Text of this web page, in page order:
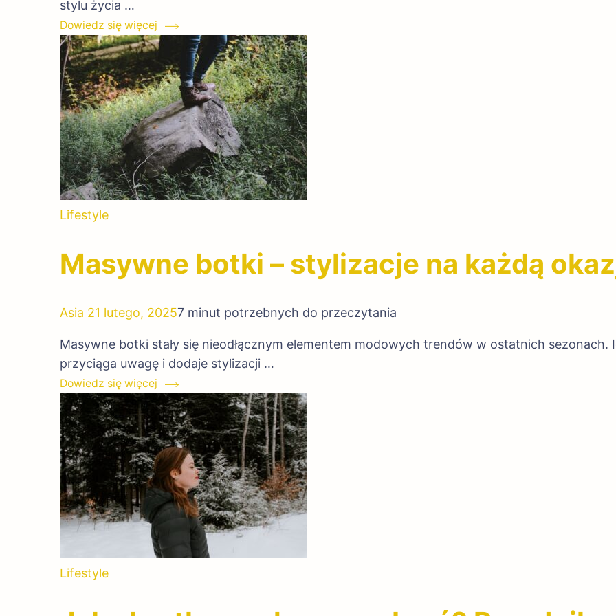
stylu życia …
Dowiedz się więcej
Lifestyle
Masywne botki – stylizacje na każdą
Asia 21 lutego, 20257 minut potrzebnych do przeczytania
Masywne botki stały się nieodłącznym elementem modowych trendów w ostatnich
przyciąga uwagę i dodaje stylizacji …
Dowiedz się więcej
Lifestyle